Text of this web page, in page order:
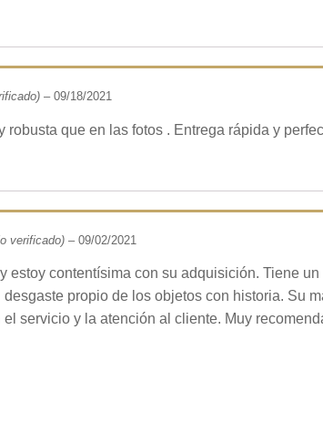
– 09/18/2021
robusta que en las fotos . Entrega rápida y
verificado) – 09/02/2021
estoy contentísima con su adquisición. Tiene
propio de los objetos con historia. Su
el servicio y la atención al cliente. Muy